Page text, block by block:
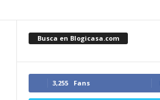
Busca en Blogicasa.com
3,255 Fans